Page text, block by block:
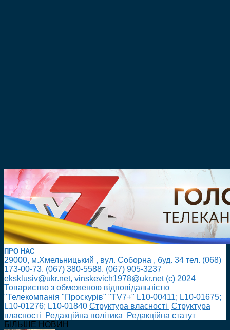
ПРО НАС
29000, м.Хмельницький , вул. Соборна , буд. 34 тел. (068)
173-00-73, (067) 380-5588, (067) 905-3237
eksklusiv@ukr.net, vinskevich1978@ukr.net (с) 2024
Товариство з обмеженою відповідальністю
"Телекомпанія "Проскурів" "TV7+" L10-00411; L10-01675;
L10-01276; L10-01840 Cтруктура власності Cтруктура
власності
Редакційна політика
Редакційна статут
БІЛЬШЕ НОВИН